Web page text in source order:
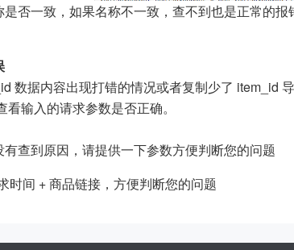
否一致，如果名称不一致，查不到也是正常的
数据内容出现打错的情况或者复制少了 item_id
输入的请求参数是否正确。
查到原因，请提供一下参数方便判断您的问题
时间 + 商品链接，方便判断您的问题